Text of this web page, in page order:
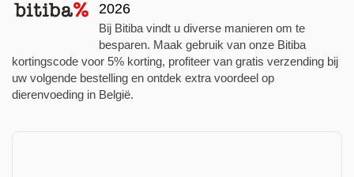
2026
Bij Bitiba vindt u diverse manieren om te
besparen. Maak gebruik van onze Bitiba
kortingscode voor 5% korting, profiteer van gratis verzending bij
uw volgende bestelling en ontdek extra voordeel op
dierenvoeding in België.